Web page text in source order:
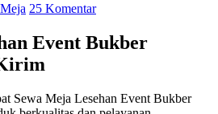
25 Komentar
Event Bukber
Sewa Meja Lesehan Event Bukber